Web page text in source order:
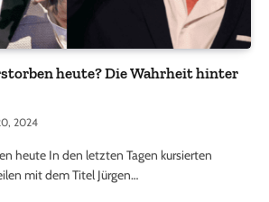
heute? Die Wahrheit hinter
2024
heute In den letzten Tagen kursierten
mit dem Titel Jürgen…